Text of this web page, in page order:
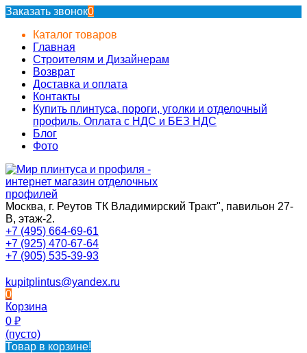
Заказать звонок0
Каталог товаров
Главная
Строителям и Дизайнерам
Возврат
Доставка и оплата
Контакты
Купить плинтуса, пороги, уголки и отделочный
профиль. Оплата с НДС и БЕЗ НДС
Блог
Фото
Москва, г. Реутов ТК Владимирский Тракт", павильон 27-
В, этаж-2.
+7 (495) 664-69-61
+7 (925) 470-67-64
+7 (905) 535-39-93
kupitplintus@yandex.ru
0
Корзина
0 ₽
(пусто)
Товар в корзине!